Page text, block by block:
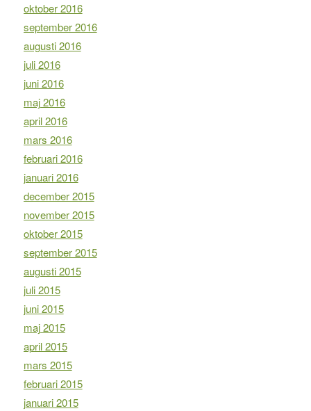
oktober 2016
september 2016
augusti 2016
juli 2016
juni 2016
maj 2016
april 2016
mars 2016
februari 2016
januari 2016
december 2015
november 2015
oktober 2015
september 2015
augusti 2015
juli 2015
juni 2015
maj 2015
april 2015
mars 2015
februari 2015
januari 2015